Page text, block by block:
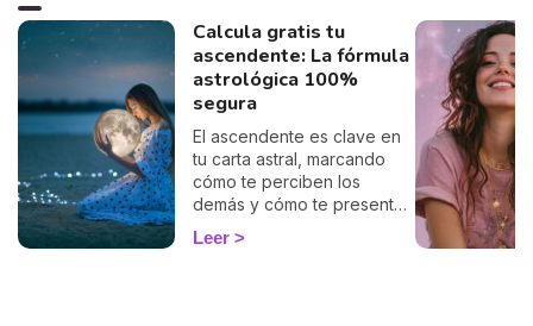
Calcula gratis tu
ascendente: La fórmula
astrológica 100%
segura
El ascendente es clave en
tu carta astral, marcando
cómo te perciben los
demás y cómo te presentas
al mundo. Con nuestro
cálculo gratuito y preciso,
Leer